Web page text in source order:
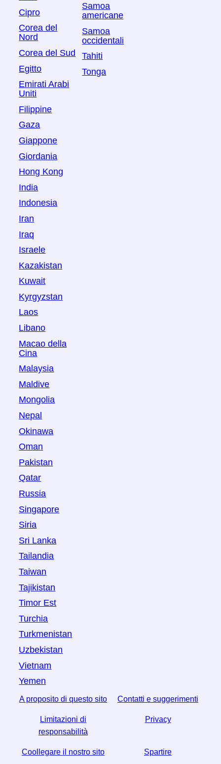
Cipro
Corea del
Nord
Corea del Sud
Egitto
Emirati Arabi
Uniti
Filippine
Gaza
Giappone
Giordania
Hong Kong
India
Indonesia
Iran
Iraq
Israele
Kazakistan
Kuwait
Kyrgyzstan
Laos
Libano
Macao della
Cina
Malaysia
Maldive
Mongolia
Nepal
Okinawa
Oman
Pakistan
Qatar
Russia
Singapore
Siria
Sri Lanka
Tailandia
Taiwan
Tajikistan
Timor Est
Turchia
Turkmenistan
Uzbekistan
Vietnam
Yemen
Samoa
americane
Samoa
occidentali
Tahiti
Tonga
A proposito di questo sito Contatti e suggerimenti
Limitazioni di
responsabilità
Privacy
Coollegare il nostro sito Spartire